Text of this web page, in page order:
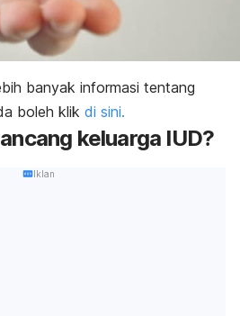
banyak informasi tentang
boleh klik di sini.
keluarga IUD?
Iklan